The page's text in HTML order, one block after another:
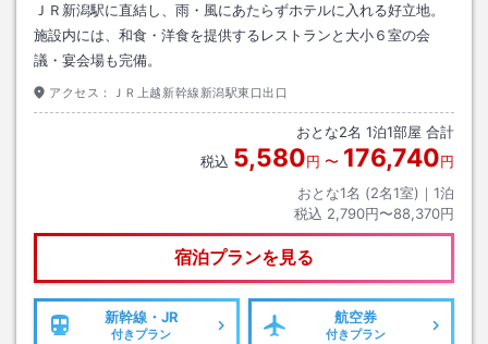
ＪＲ新潟駅に直結し、雨・風にあたらずホテルに入れる好立地。
施設内には、和食・洋食を提供するレストランと大小６室の会
議・宴会場も完備。
アクセス： ＪＲ上越新幹線新潟駅東口出口
おとな2名 1泊1部屋 合計
税込 5,580円 〜 176,740円
おとな1名 (2名1室)｜ 1泊
税込 2,790円〜88,370円
宿泊プランを見る
新幹線・JR
付きプラン
航空券
付きプラン